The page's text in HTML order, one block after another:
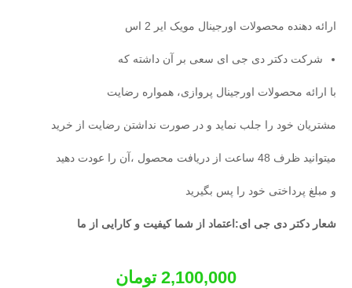
ارائه دهنده محصولات اورجینال مویک ایر 2 اس
شرکت دکتر دی جی ای سعی بر آن داشته که
با ارائه محصولات اورجینال پروازی، همواره رضایت
مشتریان خود را جلب نماید و در صورت نداشتن رضایت از خرید
میتوانید ظرف 48 ساعت از دریافت محصول ،آن را عودت دهید
و مبلغ پرداختی خود را پس بگیرید
شعار دکتر دی جی ای:اعتماد از شما کیفیت و کارایی از ما
2,100,000 تومان